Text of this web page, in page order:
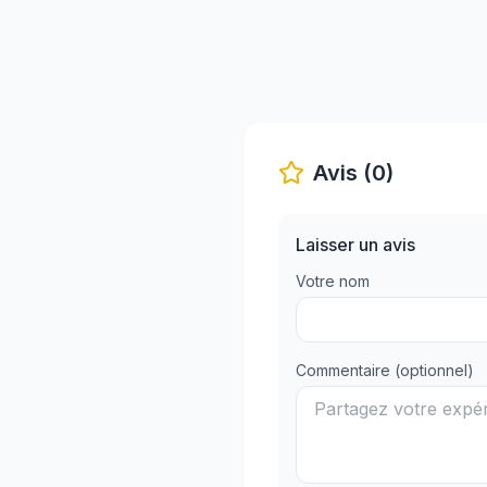
Avis (0)
Laisser un avis
Votre nom
Commentaire (optionnel)